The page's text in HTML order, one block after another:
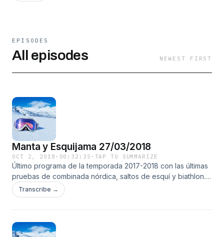
EPISODES
All episodes NEWEST FIRST
Manta y Esquijama 27/03/2018
OCT 2, 2018 · 00:32:35 · TAP TO SUMMARIZE
Último programa de la temporada 2017-2018 con las últimas
pruebas de combinada nórdica, saltos de esquí y biathlon.
Mención especial para el biathlon en el cual quedaban por
decidirse la general final en las últimas pruebas de Tyumen
tercera en discordia Domracheva.
Transcribe →